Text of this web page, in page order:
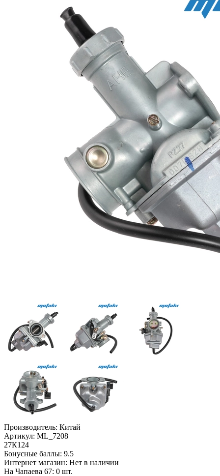
Производитель: Китай
Артикул: ML_7208
27К124
Бонусные баллы: 9.5
Интернет магазин: Нет в наличии
На Чапаева 67: 0 шт.